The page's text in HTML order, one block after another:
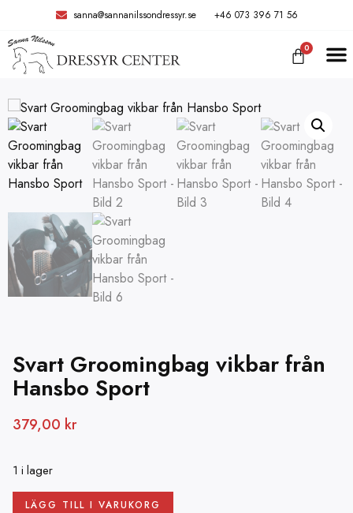
sanna@sannanilssondressyr.se +46 073 396 71 56
0
Svart Groomingbag vikbar från
Hansbo Sport
379,00 kr
1 i lager
LÄGG TILL I VARUKORG